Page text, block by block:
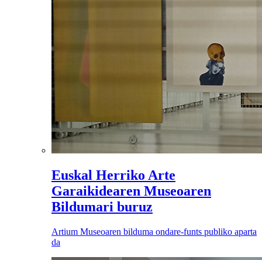
Euskal Herriko Arte
Garaikidearen Museoaren
Bildumari buruz
Artium Museoaren bilduma ondare-funts publiko aparta
da